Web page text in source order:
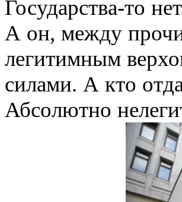
Государства-то
А он, между
легитимным
силами. А кто
Абсолютно